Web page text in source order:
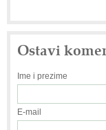
Ostavi
Ime i prezime
E-mail